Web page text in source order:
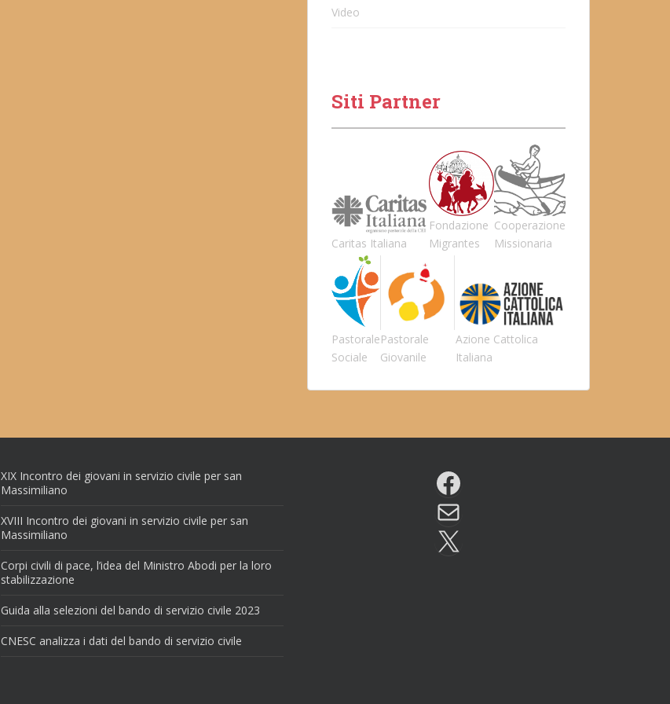
Video
Siti Partner
Caritas Italiana
Fondazione
Migrantes
Cooperazione
Missionaria
Pastorale
Sociale
Pastorale
Giovanile
Azione Cattolica
Italiana
XIX Incontro dei giovani in servizio civile per san
Massimiliano
XVIII Incontro dei giovani in servizio civile per san
Massimiliano
Corpi civili di pace, l’idea del Ministro Abodi per la loro
stabilizzazione
Guida alla selezioni del bando di servizio civile 2023
CNESC analizza i dati del bando di servizio civile
Facebook
Email
X